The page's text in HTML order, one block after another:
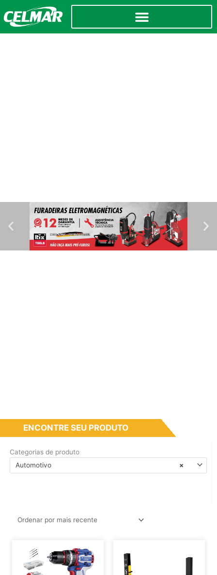
ENCONTRE SEU PRODUTO
Categorias de produto
×
Automotivo